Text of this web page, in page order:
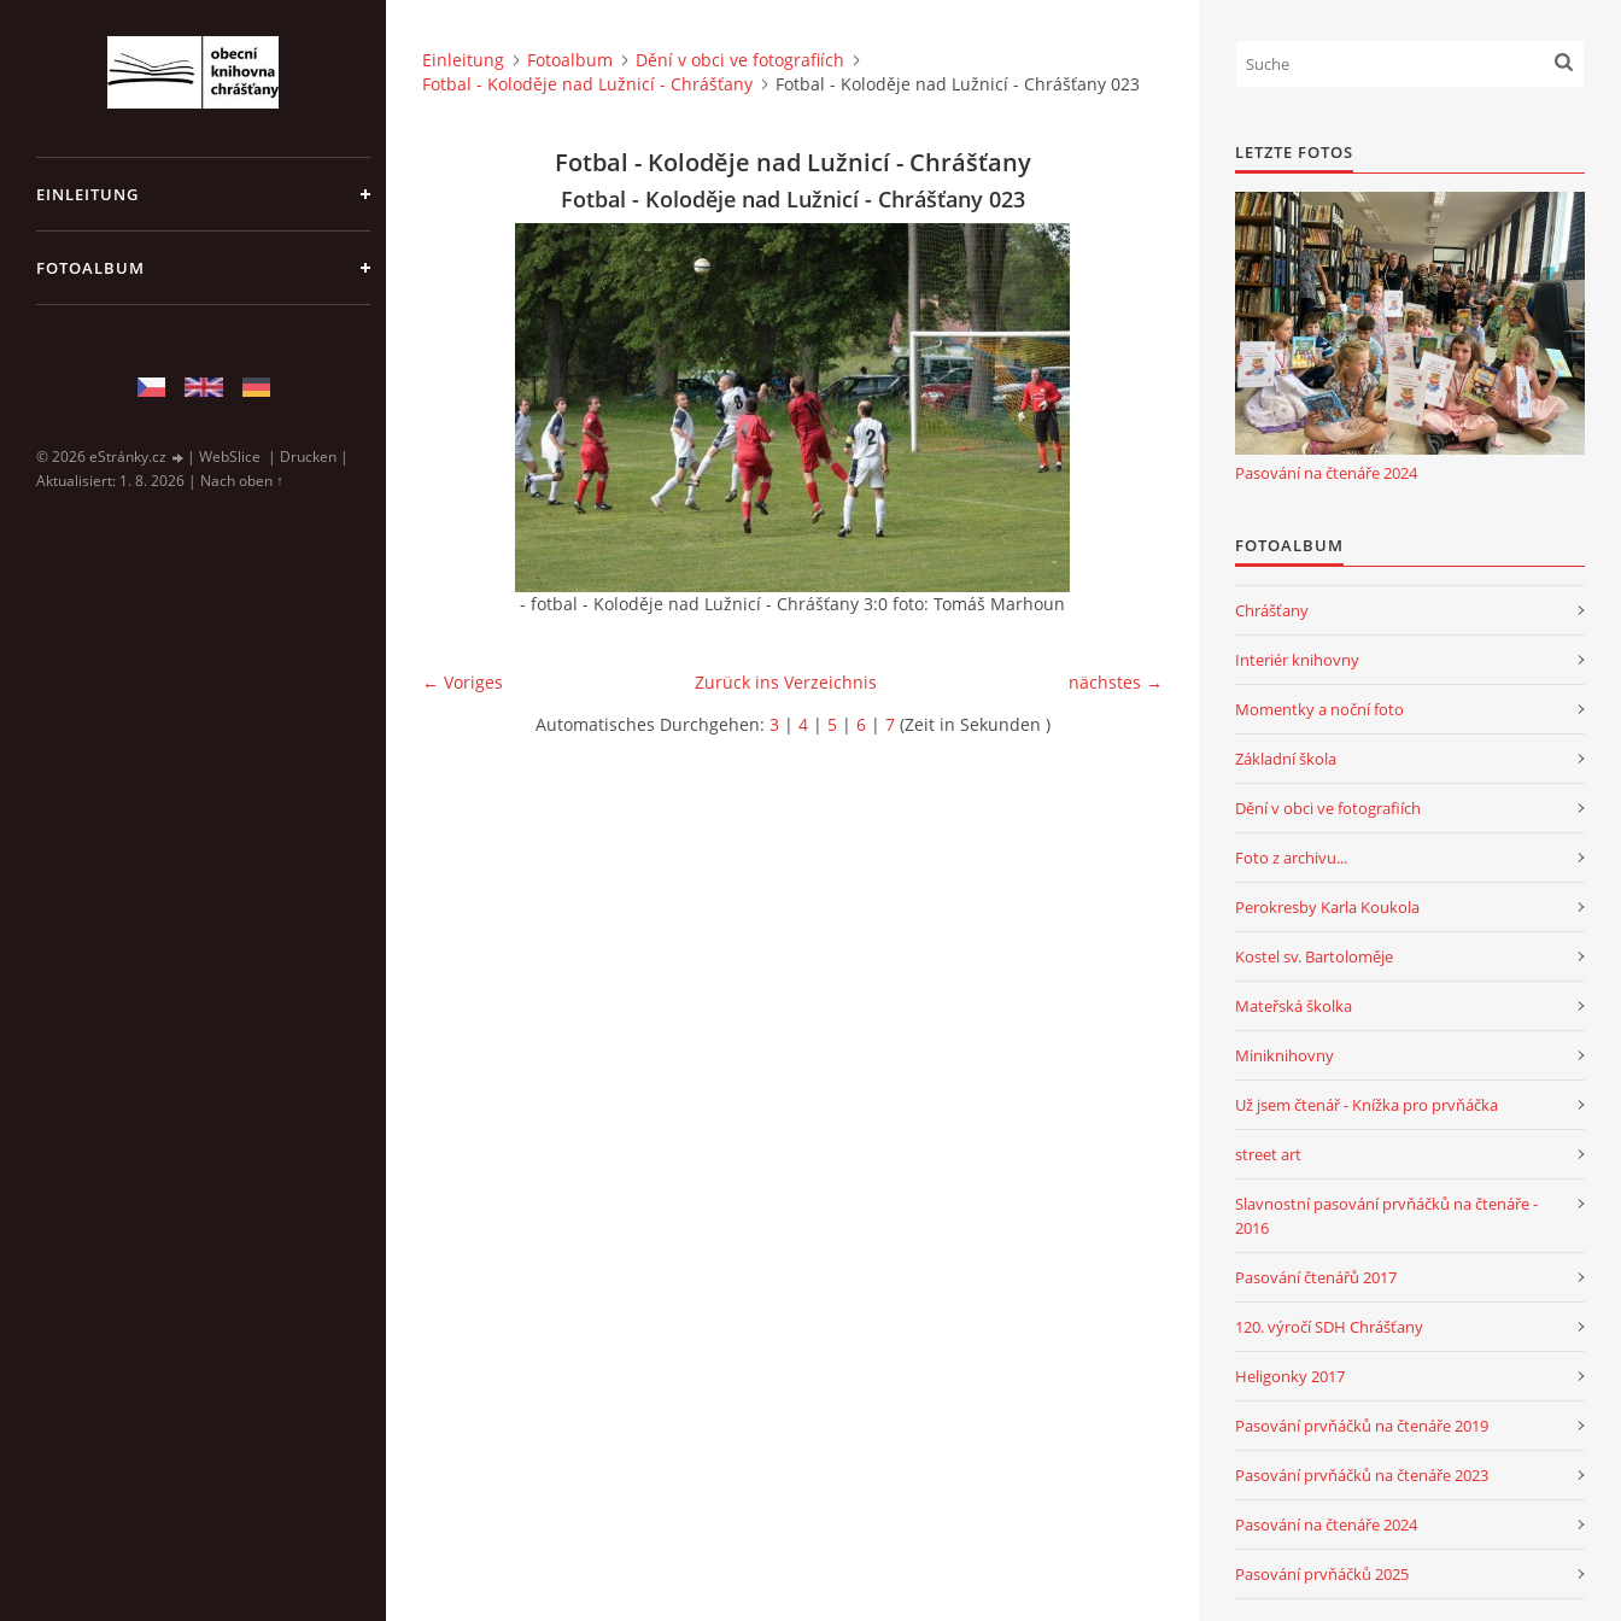
EINLEITUNG
FOTOALBUM
© 2026 eStránky.cz | WebSlice | Drucken |
Aktualisiert: 1. 8. 2026 | Nach oben ↑
Einleitung Fotoalbum
Dění v obci ve fotografiích
Fotbal - Koloděje nad Lužnicí - Chrášťany
Fotbal - Koloděje nad Lužnicí - Chrášťany 023
Fotbal - Koloděje nad Lužnicí - Chrášťany
Fotbal - Koloděje nad Lužnicí - Chrášťany 023
- fotbal - Koloděje nad Lužnicí - Chrášťany 3:0 foto: Tomáš Marhoun
← Voriges nächstes →
Zurück ins Verzeichnis
Automatisches Durchgehen: 3| 4| 5| 6| 7(Zeit in Sekunden )
LETZTE FOTOS
Pasování na čtenáře 2024
FOTOALBUM
Chrášťany
Interiér knihovny
Momentky a noční foto
Základní škola
Dění v obci ve fotografiích
Foto z archivu...
Perokresby Karla Koukola
Kostel sv. Bartoloměje
Mateřská školka
Miniknihovny
Už jsem čtenář - Knížka pro prvňáčka
street art
Slavnostní pasování prvňáčků na čtenáře -
2016
Pasování čtenářů 2017
120. výročí SDH Chrášťany
Heligonky 2017
Pasování prvňáčků na čtenáře 2019
Pasování prvňáčků na čtenáře 2023
Pasování na čtenáře 2024
Pasování prvňáčků 2025